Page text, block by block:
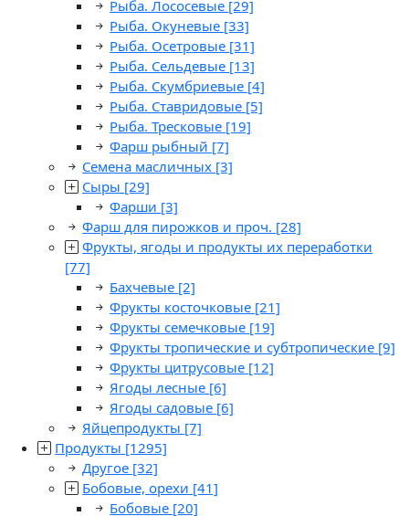
Рыба. Лососевые [29]
Рыба. Окуневые [33]
Рыба. Осетровые [31]
Рыба. Сельдевые [13]
Рыба. Скумбриевые [4]
Рыба. Ставридовые [5]
Рыба. Тресковые [19]
Фарш рыбный [7]
Семена масличных [3]
Сыры [29]
Фарши [3]
Фарш для пирожков и проч. [28]
Фрукты, ягоды и продукты их переработки
[77]
Бахчевые [2]
Фрукты косточковые [21]
Фрукты семечковые [19]
Фрукты тропические и субтропические [9]
Фрукты цитрусовые [12]
Ягоды лесные [6]
Ягоды садовые [6]
Яйцепродукты [7]
Продукты [1295]
Другое [32]
Бобовые, орехи [41]
Бобовые [20]